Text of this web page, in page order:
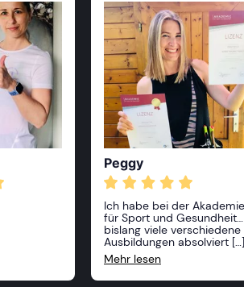
Peggy
Ich habe bei der Akademie
für Sport und Gesundheit
bislang viele verschiedene
Ausbildungen absolviert
Alle Kurse waren sehr
anspruchsvoll und
professionell, die Dozenten
Mehr lesen